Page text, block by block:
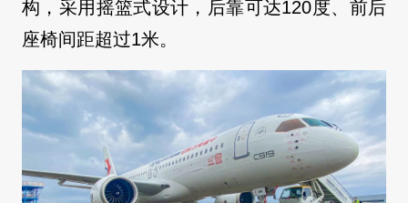
构，采用摇篮式设计，后靠可达120度、前后
座椅间距超过1米。